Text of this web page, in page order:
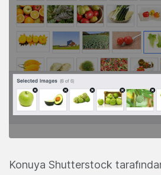
Konuya Shutterstock